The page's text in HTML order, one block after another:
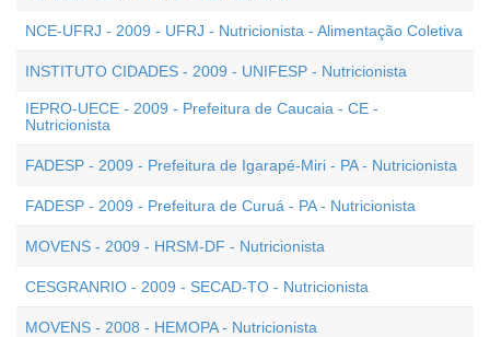
NCE-UFRJ - 2009 - UFRJ - Nutricionista - Alimentação Coletiva
INSTITUTO CIDADES - 2009 - UNIFESP - Nutricionista
IEPRO-UECE - 2009 - Prefeitura de Caucaia - CE -
Nutricionista
FADESP - 2009 - Prefeitura de Igarapé-Miri - PA - Nutricionista
FADESP - 2009 - Prefeitura de Curuá - PA - Nutricionista
MOVENS - 2009 - HRSM-DF - Nutricionista
CESGRANRIO - 2009 - SECAD-TO - Nutricionista
MOVENS - 2008 - HEMOPA - Nutricionista